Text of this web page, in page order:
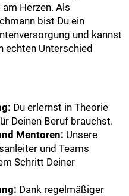
Herzen. Als
bist Du ein
und kannst
echten Unterschied
Du erlernst in Theorie
Deinen Beruf brauchst.
Mentoren: Unsere
und Teams
Schritt Deiner
Dank regelmäßiger